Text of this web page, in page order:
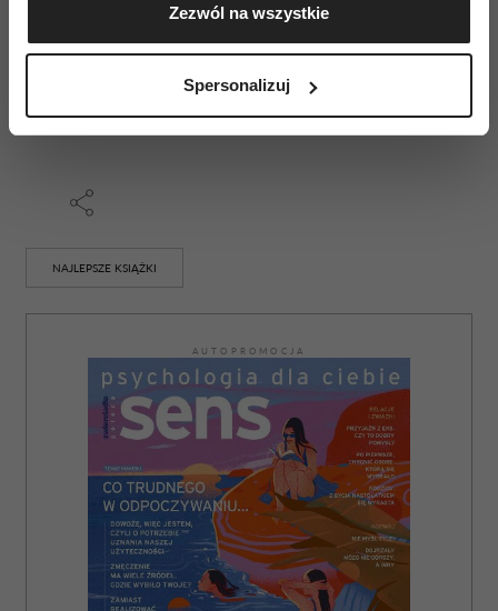
geograficznej z dokładnością nawet do kilku metrów
Identyfikować Twoje urządzenie, aktywnie
(fingerprinting, czyli wirtualny odcisk palca)
zmienić lub wycofać swoją zgodę w dowolnej chwili.
Wykorzystujemy pliki cookie do spersonalizowania treści
analizować ruch w naszej witrynie. Informacje o tym, jak
społecznościowym, reklamowym i analitycznym.
Partnerzy mogą połączyć te informacje z innymi danymi
otrzymanymi od Ciebie lub uzyskanymi podczas
korzystania z ich usług.
Zezwól na wszystkie
Spersonalizuj
"Moje dziecko nie chce jeść", wydawnictwo
NAJLEPSZE KSIĄŻKI
AUTOPROMOCJA